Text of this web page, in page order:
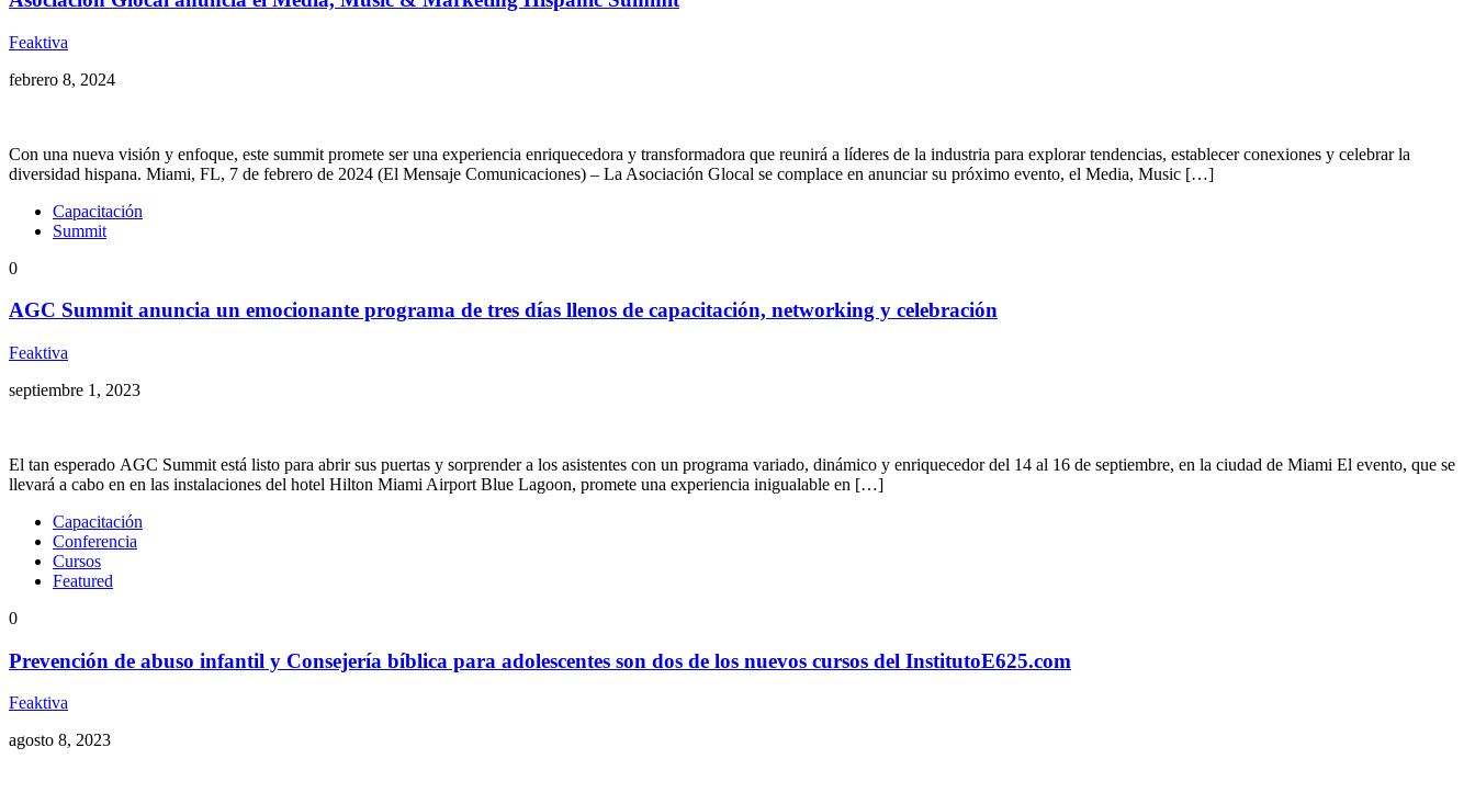
Feaktiva
febrero 8, 2024
Con una nueva visión y enfoque, este summit promete ser una experiencia enriquecedora y transformadora que reunirá a líderes de la industria para explorar tendencias, establecer conexiones y celebrar la
diversidad hispana. Miami, FL, 7 de febrero de 2024 (El Mensaje Comunicaciones) – La Asociación Glocal se complace en anunciar su próximo evento, el Media, Music […]
Capacitación
Summit
0
AGC Summit anuncia un emocionante programa de tres días llenos de capacitación, networking y celebración
Feaktiva
septiembre 1, 2023
El tan esperado AGC Summit está listo para abrir sus puertas y sorprender a los asistentes con un programa variado, dinámico y enriquecedor del 14 al 16 de septiembre, en la ciudad de Miami El evento, que se
llevará a cabo en en las instalaciones del hotel Hilton Miami Airport Blue Lagoon, promete una experiencia inigualable en […]
Capacitación
Conferencia
Cursos
Featured
0
Prevención de abuso infantil y Consejería bíblica para adolescentes son dos de los nuevos cursos del InstitutoE625.com
Feaktiva
agosto 8, 2023